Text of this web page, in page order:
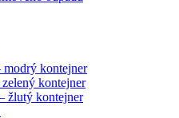
modrý kontejner
kontejner
žlutý kontejner